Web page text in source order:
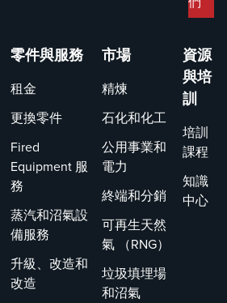
零件與服務
租金
更換零件
Fired
Equipment 服
務
蒸汽和沼氣設
備服務
升級、改造和
改造
市場
精煉
石化和化工
公用事業和
電力
終端和分銷
可再生天然
氣 （RNG）
垃圾填埋場
和沼氣
資源
與培
訓
培訓
課程
知識
中心